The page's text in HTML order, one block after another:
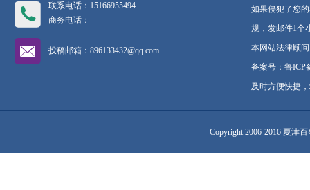
联系电话：15166955494
商务电话：
投稿邮箱： 896133432@qq.com
如果侵犯了您
规，发邮件1个
本网站法律顾
备案号：鲁ICP
及时方便快捷
Copyright 2006-2016 夏津